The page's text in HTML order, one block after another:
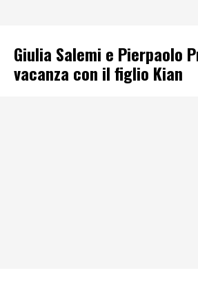
Giulia Salemi e Pierpaolo
vacanza con il figlio Kian